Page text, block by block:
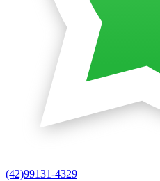
(42)99131-4329